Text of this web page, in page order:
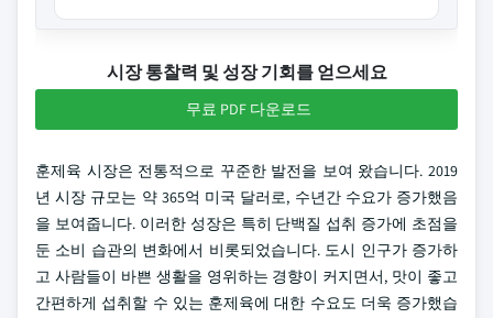
시장 통찰력 및 성장 기회를 얻으세요
무료 PDF 다운로드
훈제육 시장은 전통적으로 꾸준한 발전을 보여 왔습니다. 2019
년 시장 규모는 약 365억 미국 달러로, 수년간 수요가 증가했음
을 보여줍니다. 이러한 성장은 특히 단백질 섭취 증가에 초점을
둔 소비 습관의 변화에서 비롯되었습니다. 도시 인구가 증가하
고 사람들이 바쁜 생활을 영위하는 경향이 커지면서, 맛이 좋고
간편하게 섭취할 수 있는 훈제육에 대한 수요도 더욱 증가했습